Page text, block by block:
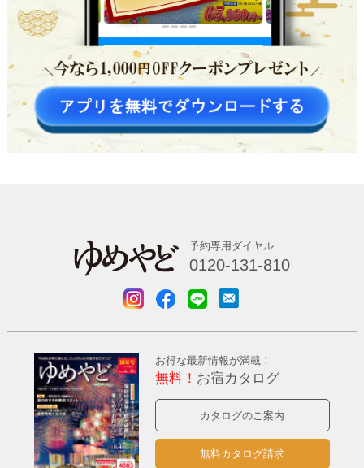
予約専用ダイヤル
0120-131-810
お得な最新情報が満載！
無料！ お宿カタログ
カタログのご案内
無料カタログ請求